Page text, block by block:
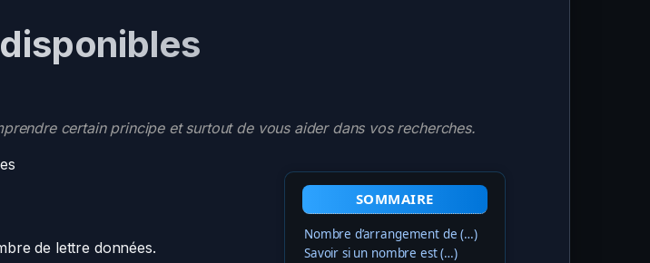
certain principe et surtout de vous aider dans vos recherches.
SOMMAIRE
Nombre d’arrangement de (…)
Savoir si un nombre est (…)
de lettre données.